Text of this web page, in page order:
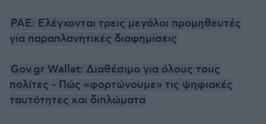
ΡΑΕ: Ελέγχονται τρεις μεγάλοι προμηθευτές
για παραπλανητικές διαφημίσεις
Gov.gr Wallet: Διαθέσιμο για όλους τους
πολίτες - Πώς «φορτώνουμε» τις ψηφιακές
ταυτότητες και διπλώματα